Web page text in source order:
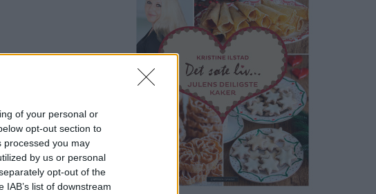
of your personal or
opt-out section to
processed you may
by us or personal
opt-out of the
list of downstream